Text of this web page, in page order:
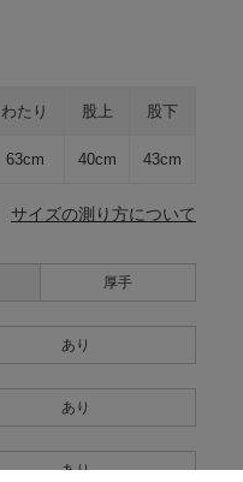
わたり 股上 股下
63cm 40cm 43cm
サイズの測り方について
厚手
あり
あり
あり